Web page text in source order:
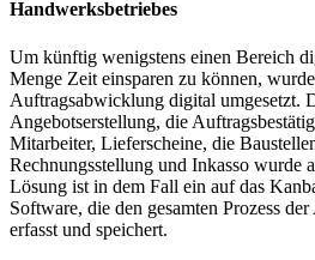
Handwerksbetriebes
Um künftig wenigstens einen Bereich
Menge Zeit einsparen zu können,
Auftragsabwicklung digital umgesetzt.
Angebotserstellung, die
Mitarbeiter, Lieferscheine, die
Rechnungsstellung und Inkasso wurde
Lösung ist in dem Fall ein auf das
Software, die den gesamten Prozess
erfasst und speichert.